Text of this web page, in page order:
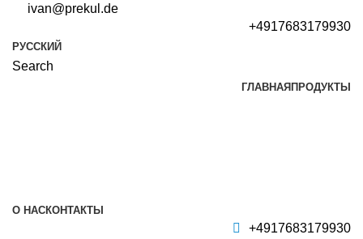
ivan@prekul.de
+4917683179930
РУССКИЙ
Search
ГЛАВНАЯ ПРОДУКТЫ
О НАСКОНТАКТЫ
+4917683179930